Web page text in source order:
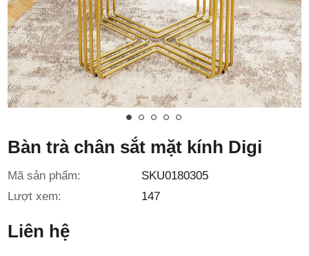
3/6D, ấp
Tiền Lân,
xã Bà
Bàn trà chân sắt mặt kính Digi
Mã sản phẩm:
SKU0180305
Lượt xem:
147
Liên hệ